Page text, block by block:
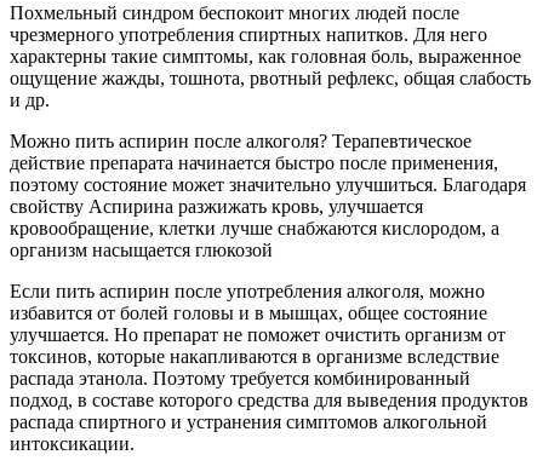
Похмельный синдром беспокоит многих людей после
чрезмерного употребления спиртных напитков. Для него
характерны такие симптомы, как головная боль, выраженное
ощущение жажды, тошнота, рвотный рефлекс, общая слабость
и др.
Можно пить аспирин после алкоголя? Терапевтическое
действие препарата начинается быстро после применения,
поэтому состояние может значительно улучшиться. Благодаря
свойству Аспирина разжижать кровь, улучшается
кровообращение, клетки лучше снабжаются кислородом, а
организм насыщается глюкозой
Если пить аспирин после употребления алкоголя, можно
избавится от болей головы и в мышцах, общее состояние
улучшается. Но препарат не поможет очистить организм от
токсинов, которые накапливаются в организме вследствие
распада этанола. Поэтому требуется комбинированный
подход, в составе которого средства для выведения продуктов
распада спиртного и устранения симптомов алкогольной
интоксикации.